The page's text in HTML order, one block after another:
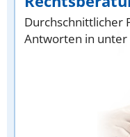
Durchschnittlicher
Antworten in unter